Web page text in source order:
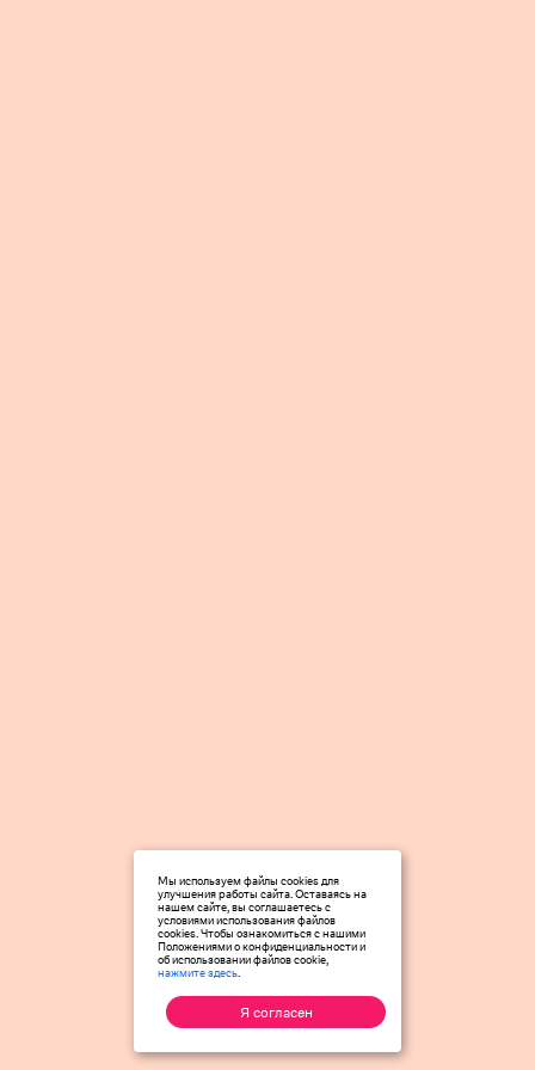
Мы используем файлы cookies для
улучшения работы сайта. Оставаясь на
нашем сайте, вы соглашаетесь с
условиями использования файлов
cookies. Чтобы ознакомиться с нашими
Положениями о конфиденциальности и
об использовании файлов cookie,
нажмите здесь.
Я согласен